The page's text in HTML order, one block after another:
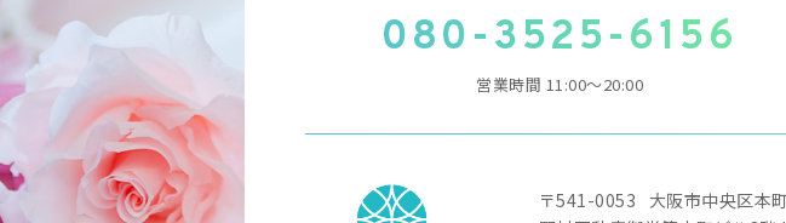
080-3525-6156
営業時間 11:00～20:00
〒541-0053
大阪市中央区本